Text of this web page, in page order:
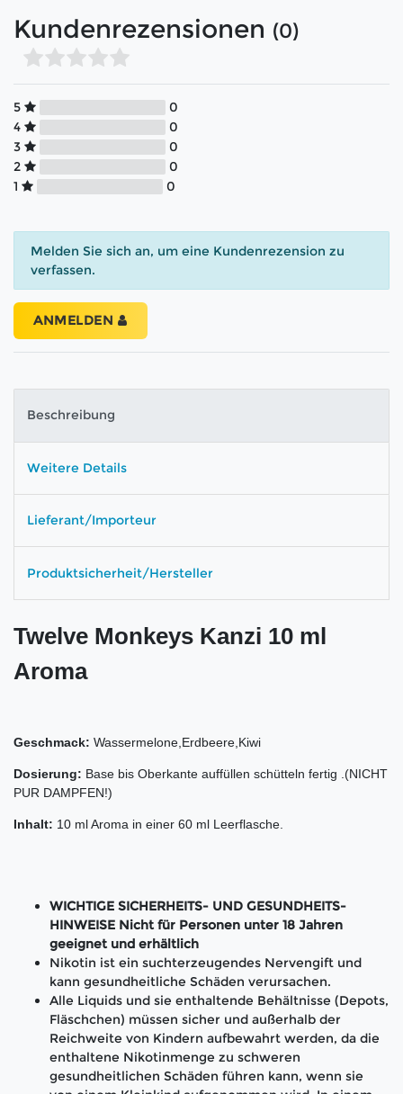
Kundenrezensionen (0)
5
0
4
0
3
0
2
0
1
0
Melden Sie sich an, um eine Kundenrezension zu
verfassen.
ANMELDEN
Beschreibung
Weitere Details
Lieferant/Importeur
Produktsicherheit/Hersteller
Twelve Monkeys Kanzi 10 ml
Aroma
Geschmack: Wassermelone,Erdbeere,Kiwi
Dosierung: Base bis Oberkante auffüllen schütteln fertig .(NICHT
PUR DAMPFEN!)
Inhalt: 10 ml Aroma in einer 60 ml Leerflasche.
WICHTIGE SICHERHEITS- UND GESUNDHEITS-
HINWEISE Nicht für Personen unter 18 Jahren
geeignet und erhältlich
Nikotin ist ein suchterzeugendes Nervengift und
kann gesundheitliche Schäden verursachen.
Alle Liquids und sie enthaltende Behältnisse (Depots,
Fläschchen) müssen sicher und außerhalb der
Reichweite von Kindern aufbewahrt werden, da die
enthaltene Nikotinmenge zu schweren
gesundheitlichen Schäden führen kann, wenn sie